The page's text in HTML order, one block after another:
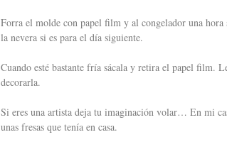
Forra el molde con papel film y al congelador una hora
la nevera si es para el día siguiente.
Cuando esté bastante fría sácala y retira el papel film.
decorarla.
Si eres una artista deja tu imaginación volar… En mi
unas fresas que tenía en casa.